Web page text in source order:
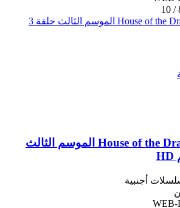
مسلسل House of the Dragon الموسم الثالث
أجنبية
WEB-